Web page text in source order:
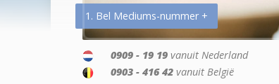
1. Bel Mediums-nummer +
0909 - 19 19 vanuit Nederland
0903 - 416 42 vanuit België